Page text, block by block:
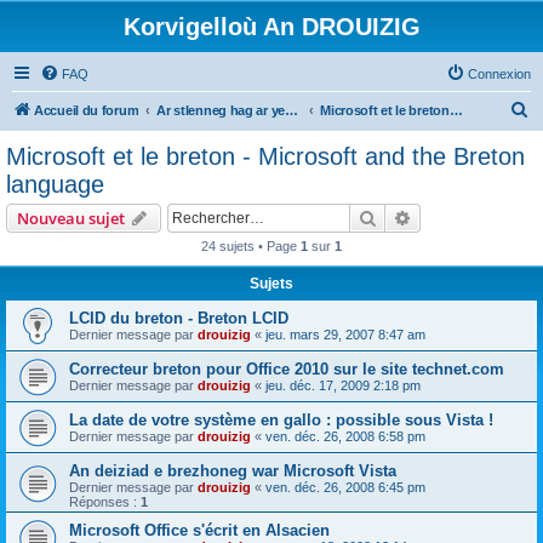
Korvigelloù An DROUIZIG
FAQ Connexion
Accueil du forum Ar stlenneg hag ar yezhoù bihan er bed a-bezh Microsoft et le breton - Microsoft and the Breton language
Microsoft et le breton - Microsoft and the Breton
language
Nouveau sujet Rechercher
24 sujets • Page 1 sur 1
Sujets
LCID du breton - Breton LCID
Dernier message par drouizig « jeu. mars 29, 2007 8:47 am
Correcteur breton pour Office 2010 sur le site technet.com
Dernier message par drouizig « jeu. déc. 17, 2009 2:18 pm
La date de votre système en gallo : possible sous Vista !
Dernier message par drouizig « ven. déc. 26, 2008 6:58 pm
An deiziad e brezhoneg war Microsoft Vista
Dernier message par drouizig « ven. déc. 26, 2008 6:45 pm
Réponses : 1
Microsoft Office s'écrit en Alsacien